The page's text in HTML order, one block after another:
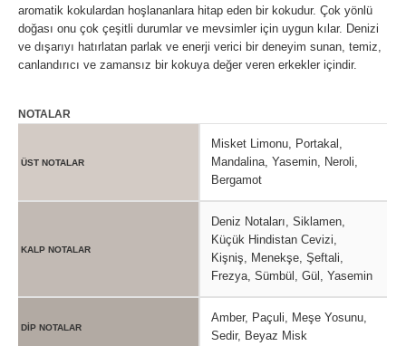
aromatik kokulardan hoşlananlara hitap eden bir kokudur. Çok yönlü
doğası onu çok çeşitli durumlar ve mevsimler için uygun kılar. Denizi
ve dışarıyı hatırlatan parlak ve enerji verici bir deneyim sunan, temiz,
canlandırıcı ve zamansız bir kokuya değer veren erkekler içindir.
NOTALAR
ÜST NOTALAR
Misket Limonu, Portakal,
Mandalina, Yasemin, Neroli,
Bergamot
KALP NOTALAR
Deniz Notaları, Siklamen,
Küçük Hindistan Cevizi,
Kişniş, Menekşe, Şeftali,
Frezya, Sümbül, Gül, Yasemin
DİP NOTALAR
Amber, Paçuli, Meşe Yosunu,
Sedir, Beyaz Misk